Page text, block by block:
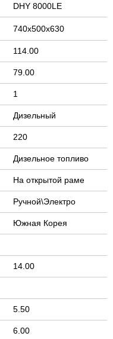
DHY 8000LE
740х500х630
114.00
79.00
1
Дизельный
220
Дизельное топливо
На открытой раме
Ручной\Электро
Южная Корея
14.00
5.50
6.00